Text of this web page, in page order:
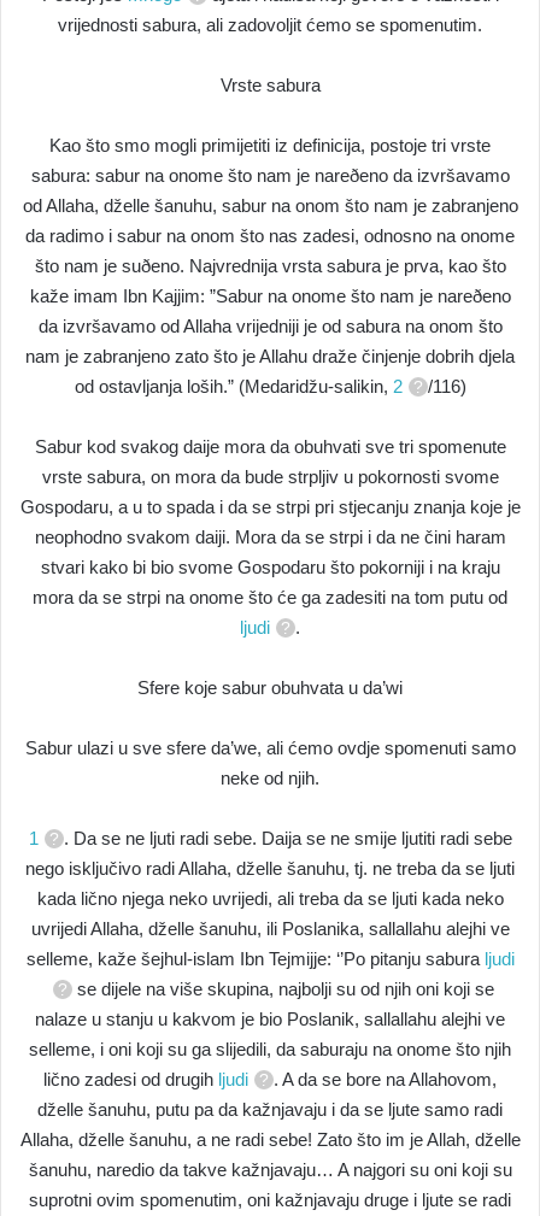
vrijednosti sabura, ali zadovoljit ćemo se spomenutim.
Vrste sabura
Kao što smo mogli primijetiti iz definicija, postoje tri vrste
sabura: sabur na onome što nam je nareðeno da izvršavamo
od Allaha, dželle šanuhu, sabur na onom što nam je zabranjeno
da radimo i sabur na onom što nas zadesi, odnosno na onome
što nam je suðeno. Najvrednija vrsta sabura je prva, kao što
kaže imam Ibn Kajjim: ”Sabur na onome što nam je nareðeno
da izvršavamo od Allaha vrijedniji je od sabura na onom što
nam je zabranjeno zato što je Allahu draže činjenje dobrih djela
od ostavljanja loših.” (Medaridžu-salikin, 2 /116)
Sabur kod svakog daije mora da obuhvati sve tri spomenute
vrste sabura, on mora da bude strpljiv u pokornosti svome
Gospodaru, a u to spada i da se strpi pri stjecanju znanja koje je
neophodno svakom daiji. Mora da se strpi i da ne čini haram
stvari kako bi bio svome Gospodaru što pokorniji i na kraju
mora da se strpi na onome što će ga zadesiti na tom putu od
ljudi
.
Sfere koje sabur obuhvata u da’wi
Sabur ulazi u sve sfere da’we, ali ćemo ovdje spomenuti samo
neke od njih.
1
. Da se ne ljuti radi sebe. Daija se ne smije ljutiti radi sebe
nego isključivo radi Allaha, dželle šanuhu, tj. ne treba da se ljuti
kada lično njega neko uvrijedi, ali treba da se ljuti kada neko
uvrijedi Allaha, dželle šanuhu, ili Poslanika, sallallahu alejhi ve
selleme, kaže šejhul-islam Ibn Tejmijje: ‘’Po pitanju sabura ljudi
se dijele na više skupina, najbolji su od njih oni koji se
nalaze u stanju u kakvom je bio Poslanik, sallallahu alejhi ve
selleme, i oni koji su ga slijedili, da saburaju na onome što njih
lično zadesi od drugih ljudi
. A da se bore na Allahovom,
dželle šanuhu, putu pa da kažnjavaju i da se ljute samo radi
Allaha, dželle šanuhu, a ne radi sebe! Zato što im je Allah, dželle
šanuhu, naredio da takve kažnjavaju… A najgori su oni koji su
suprotni ovim spomenutim, oni kažnjavaju druge i ljute se radi